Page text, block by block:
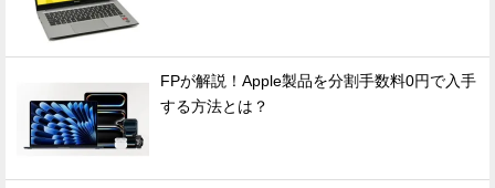
FPが解説！Apple製品を分割手数料0円で入手
する方法とは？